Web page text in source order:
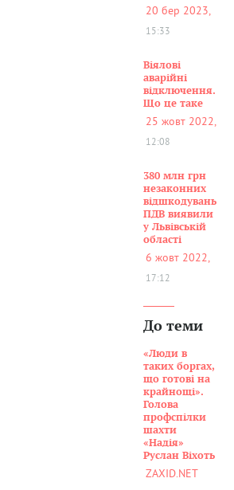
20 бер 2023,
15:33
Віялові
аварійні
відключення.
Що це таке
25 жовт 2022,
12:08
380 млн грн
незаконних
відшкодувань
ПДВ виявили
у Львівській
області
6 жовт 2022,
17:12
До теми
«Люди в
таких боргах,
що готові на
крайнощі».
Голова
профспілки
шахти
«Надія»
Руслан Віхоть
ZAXID.NET